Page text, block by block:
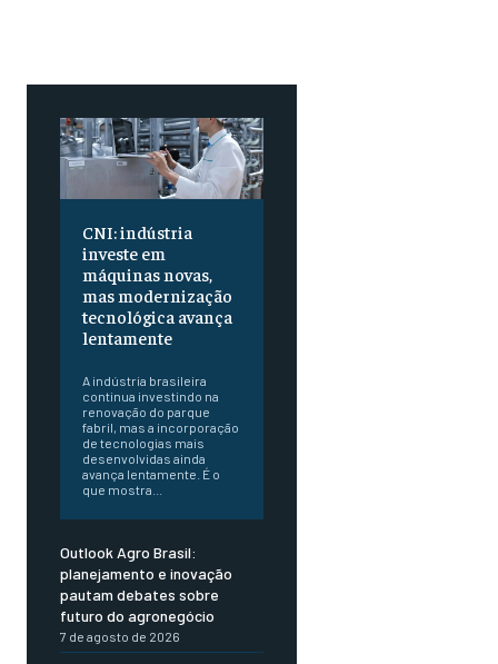
CNI: indústria
investe em
máquinas novas,
mas modernização
tecnológica avança
lentamente
A indústria brasileira
continua investindo na
renovação do parque
fabril, mas a incorporação
de tecnologias mais
desenvolvidas ainda
avança lentamente. É o
que mostra...
Outlook Agro Brasil:
planejamento e inovação
pautam debates sobre
futuro do agronegócio
7 de agosto de 2026